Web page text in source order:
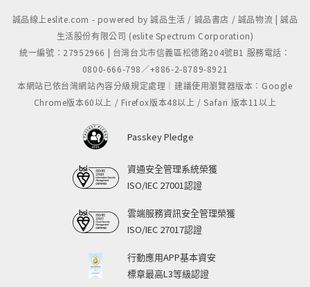
誠品線上eslite.com - powered by 誠品生活 / 誠品書店 / 誠品物流 | 誠品
生活股份有限公司 (eslite Spectrum Corporation)
統一編號：27952966 | 台灣台北市信義區松德路204號B1 服務電話：
0800-666-798／+886-2-8789-8921
本網站已依台灣網站內容分級規定處理｜建議使用瀏覽器版本：Google
Chrome版本60以上 / Firefox版本48以上 / Safari 版本11以上
Passkey Pledge
資通安全管理系統榮獲
ISO/IEC 27001認證
雲端服務資訊安全管理榮獲
ISO/IEC 27017認證
行動應用APP基本資安
標章最高L3等級認證